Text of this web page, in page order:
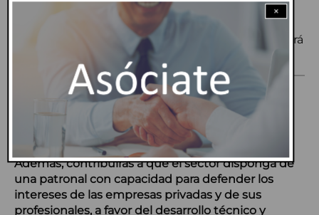
para facilitar a esas industrias inversiones para
optimizar el uso que hacen del agua, ya que ello
mejorará también la suficiencia hídrica y preservará
la calidad de las masas de agua.
Si tu empresa todavía no es miembro de AQUA
ESPAÑA, solicita ahora la adhesión.
Estarás +informado, +conectado y tendrás
+influencia.
Además, contribuirás a que el sector disponga de
una patronal con capacidad para defender los
intereses de las empresas privadas y de sus
profesionales, a favor del desarrollo técnico y
×